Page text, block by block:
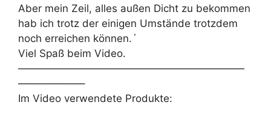
Aber mein Zeil, alles außen Dicht zu bekommen
hab ich trotz der einigen Umstände trotzdem
noch erreichen können.´
Viel Spaß beim Video.
——————————————————————
——————–
Im Video verwendete Produkte: